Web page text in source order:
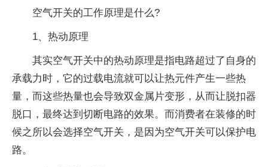
空气开关的工作原理是什么?
1、热动原理
其实空气开关中的热动原理是指电路超过了自身的
承载力时，它的过载电流就可以让热元件产生一些热
量，而这些热量也会导致双金属片变形，从而让脱扣器
脱口，最终达到切断电路的效果。而消费者在装修的时
候之所以会选择空气开关，是因为空气开关可以保护电
路。